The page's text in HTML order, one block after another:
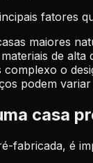
fatores
maiores
de
complexo o
podem
casa
fabricada, é